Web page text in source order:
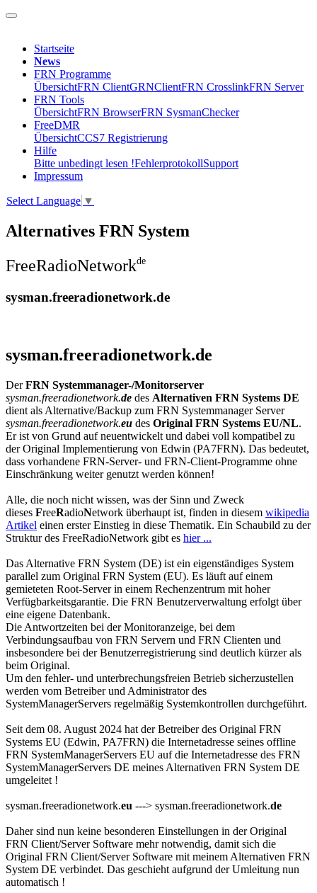
Startseite
News
FRN Programme
ÜbersichtFRN ClientGRNClientFRN CrosslinkFRN Server
FRN Tools
ÜbersichtFRN BrowserFRN SysmanChecker
FreeDMR
ÜbersichtCCS7 Registrierung
Hilfe
Bitte unbedingt lesen !FehlerprotokollSupport
Impressum
Select Language ▼
Alternatives FRN System
FreeRadioNetworkde
sysman.freeradionetwork.de
sysman.freeradionetwork.de
DerFRN Systemmanager-/Monitorserver
sysman.freeradionetwork.de des Alternativen FRN Systems DE
dient als Alternative/Backup zum FRN Systemmanager Server
sysman.freeradionetwork.eu des Original FRN Systems EU/NL.
Er ist von Grund auf neuentwickelt und dabei voll kompatibel zu
der Original Implementierung von Edwin (PA7FRN). Das bedeutet,
dass vorhandene FRN-Server- und FRN-Client-Programme ohne
Einschränkung weiter genutzt werden können!
Alle, die noch nicht wissen, was der Sinn und Zweck
dieses FreeRadioNetwork überhaupt ist, finden in diesem wikipedia
Artikel einen erster Einstieg in diese Thematik. Ein Schaubild zu der
Struktur des FreeRadioNetwork gibt es hier ...
Das Alternative FRN System (DE) ist ein eigenständiges System
parallel zum Original FRN System (EU). Es läuft auf einem
gemieteten Root-Server in einem Rechenzentrum mit hoher
Verfügbarkeitsgarantie. Die FRN Benutzerverwaltung erfolgt über
eine eigene Datenbank.
Die Antwortzeiten bei der Monitoranzeige, bei dem
Verbindungsaufbau von FRN Servern und FRN Clienten und
insbesondere bei der Benutzerregistrierung sind deutlich kürzer als
beim Original.
Um den fehler- und unterbrechungsfreien Betrieb sicherzustellen
werden vom Betreiber und Administrator des
SystemManagerServers regelmäßig Systemkontrollen durchgeführt.
Seit dem 08. August 2024 hat der Betreiber des Original FRN
Systems EU (Edwin, PA7FRN) die Internetadresse seines offline
FRN SystemManagerServers EU auf die Internetadresse des FRN
SystemManagerServers DE meines Alternativen FRN System DE
umgeleitet !
sysman.freeradionetwork.eu ---> sysman.freeradionetwork.de
Daher sind nun keine besonderen Einstellungen in der Original
FRN Client/Server Software mehr notwendig, damit sich die
Original FRN Client/Server Software mit meinem Alternativen FRN
System DE verbindet. Das geschieht aufgrund der Umleitung nun
automatisch !